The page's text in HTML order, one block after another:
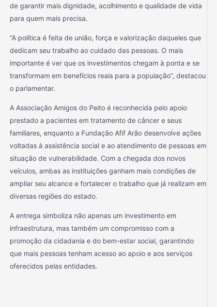
de garantir mais dignidade, acolhimento e qualidade de vida
para quem mais precisa.
“A política é feita de união, força e valorização daqueles que
dedicam seu trabalho ao cuidado das pessoas. O mais
importante é ver que os investimentos chegam à ponta e se
transformam em benefícios reais para a população”, destacou
o parlamentar.
A Associação Amigos do Peito é reconhecida pelo apoio
prestado a pacientes em tratamento de câncer e seus
familiares, enquanto a Fundação Afif Arão desenvolve ações
voltadas à assistência social e ao atendimento de pessoas em
situação de vulnerabilidade. Com a chegada dos novos
veículos, ambas as instituições ganham mais condições de
ampliar seu alcance e fortalecer o trabalho que já realizam em
diversas regiões do estado.
A entrega simboliza não apenas um investimento em
infraestrutura, mas também um compromisso com a
promoção da cidadania e do bem-estar social, garantindo
que mais pessoas tenham acesso ao apoio e aos serviços
oferecidos pelas entidades.